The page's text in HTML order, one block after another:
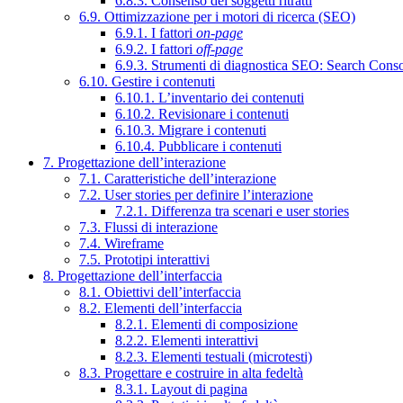
6.9. Ottimizzazione per i motori di ricerca (SEO)
6.9.1. I fattori on-page
6.9.2. I fattori off-page
6.9.3. Strumenti di diagnostica SEO: Search
6.10. Gestire i contenuti
6.10.1. L’inventario dei contenuti
6.10.2. Revisionare i contenuti
6.10.3. Migrare i contenuti
6.10.4. Pubblicare i contenuti
7. Progettazione dell’interazione
7.1. Caratteristiche dell’interazione
7.2. User stories per definire l’interazione
7.2.1. Differenza tra scenari e user stories
7.3. Flussi di interazione
7.4. Wireframe
7.5. Prototipi interattivi
8. Progettazione dell’interfaccia
8.1. Obiettivi dell’interfaccia
8.2. Elementi dell’interfaccia
8.2.1. Elementi di composizione
8.2.2. Elementi interattivi
8.2.3. Elementi testuali (microtesti)
8.3. Progettare e costruire in alta fedeltà
8.3.1. Layout di pagina